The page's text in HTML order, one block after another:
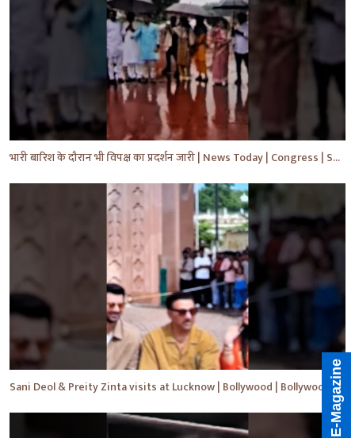
भारी बारिश के दौरान भी विपक्ष का प्रदर्शन जारी | News Today | Congress | Samajwadi | #shorts #yt
Sani Deol & Preity Zinta visits at Lucknow | Bollywood | Bollywood News | #bollywood #shorts #yt
E-Magazine